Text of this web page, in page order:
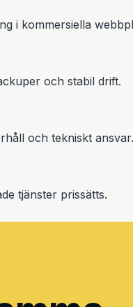
i kommersiella
och stabil drift.
och tekniskt ansvar.
tjänster prissätts.